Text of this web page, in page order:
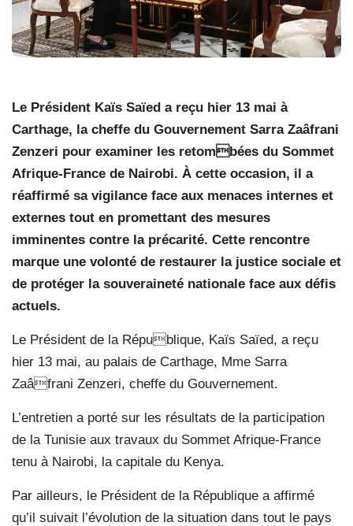
Le Président Kaïs Saïed a reçu hier 13 mai à
Carthage, la cheffe du Gouvernement Sarra Zaâfrani
Zenzeri pour examiner les retombées du Sommet
Afrique-France de Nairobi. À cette occasion, il a
réaffirmé sa vigilance face aux menaces internes et
externes tout en promettant des mesures
imminentes contre la précarité. Cette rencontre
marque une volonté de restaurer la justice sociale et
de protéger la souveraineté nationale face aux défis
actuels.
Le Président de la République, Kaïs Saïed, a reçu
hier 13 mai, au palais de Carthage, Mme Sarra
Zaâfrani Zenzeri, cheffe du Gouvernement.
L’entretien a porté sur les résultats de la participation
de la Tunisie aux travaux du Sommet Afrique-France
tenu à Nairobi, la capitale du Kenya.
Par ailleurs, le Président de la République a affirmé
qu’il suivait l’évolution de la situation dans tout le pays